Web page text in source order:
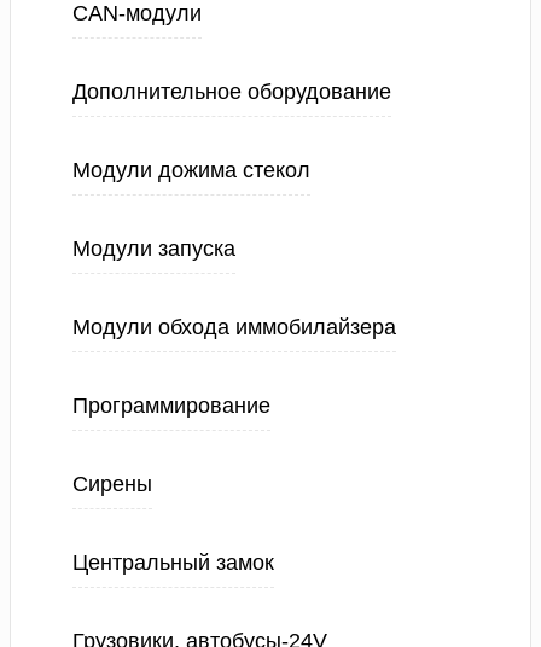
CAN-модули
Дополнительное оборудование
Модули дожима стекол
Модули запуска
Модули обхода иммобилайзера
Программирование
Сирены
Центральный замок
Грузовики, автобусы-24V